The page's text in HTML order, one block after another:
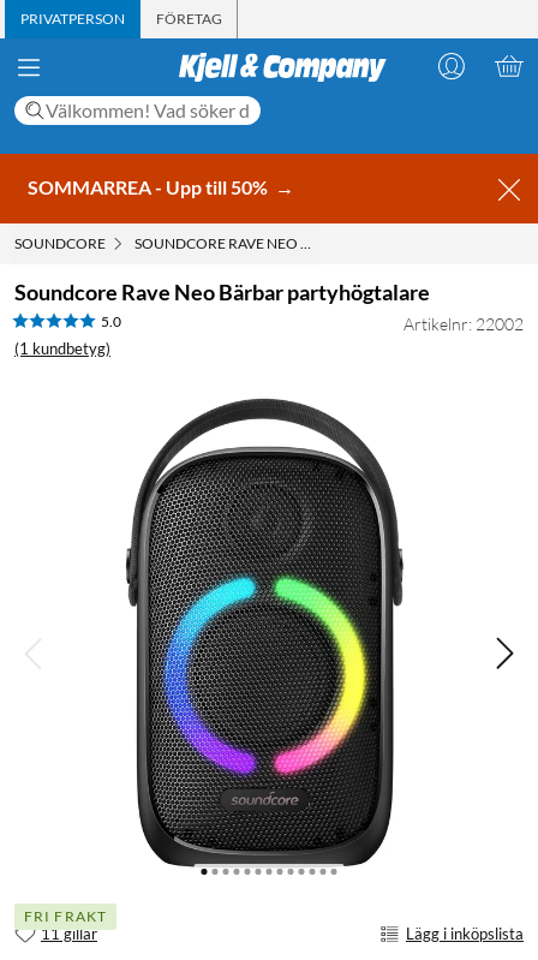
PRIVATPERSON FÖRETAG
SOMMARREA - Upp till 50% →
SOUNDCORE SOUNDCORE RAVE NEO BÄRBAR PARTYHÖGTALARE
Soundcore Rave Neo Bärbar partyhögtalare
5.0
(1 kundbetyg)
Artikelnr: 22002
FRI FRAKT
11 gillar Lägg i inköpslista